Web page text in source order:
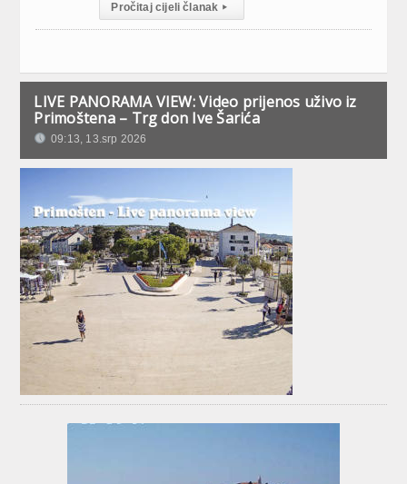
Pročitaj cijeli članak ▸
LIVE PANORAMA VIEW: Video prijenos uživo iz
Primoštena – Trg don Ive Šarića
09:13, 13.srp 2026